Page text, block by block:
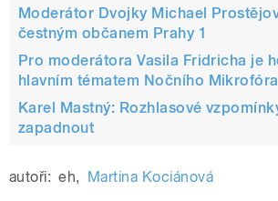
Moderátor Dvojky Michael
čestným občanem Prahy 1
Pro moderátora Vasila Fridricha je
hlavním tématem Nočního Mikrofóra
Karel Mastný: Rozhlasové
zapadnout
autoři: eh, Martina Kociánová